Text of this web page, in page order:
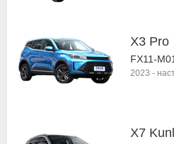
X3 Pro
FX11-M01
2023 -
X7